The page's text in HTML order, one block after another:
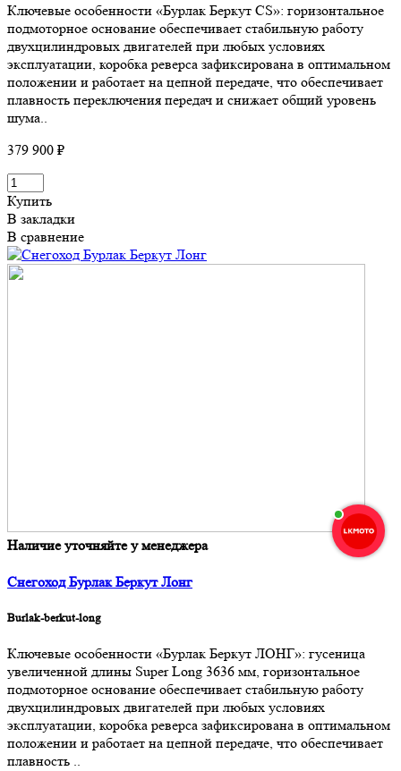
Ключевые особенности «Бурлак Беркут CS»: горизонтальное
подмоторное основание обеспечивает стабильную работу
двухцилиндровых двигателей при любых условиях
эксплуатации, коробка реверса зафиксирована в оптимальном
положении и работает на цепной передаче, что обеспечивает
плавность переключения передач и снижает общий уровень
шума..
379 900 ₽
Купить
В закладки
В сравнение
Наличие уточняйте у менеджера
Снегоход Бурлак Беркут Лонг
Burlak-berkut-long
Ключевые особенности «Бурлак Беркут ЛОНГ»: гусеница
увеличенной длины Super Long 3636 мм, горизонтальное
подмоторное основание обеспечивает стабильную работу
двухцилиндровых двигателей при любых условиях
эксплуатации, коробка реверса зафиксирована в оптимальном
положении и работает на цепной передаче, что обеспечивает
плавность ..